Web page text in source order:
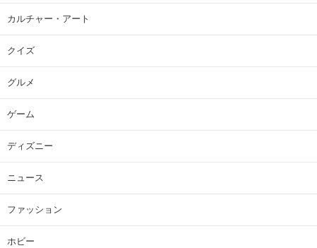
カルチャー・アート
クイズ
グルメ
ゲーム
ディズニー
ニュース
ファッション
ホビー